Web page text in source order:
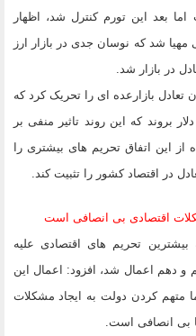
اما بعد این تورم کنترل شد، اظهار
در پاییز سال 90 فضایی مهیا شد که نوسان جدی در بازار ارز
در بازار شد.
بازارعده ای را تحریک کرد که
بروند که این روند تاثیر منفی بر
این اتفاق تحریم های بیشتری را
در اقتصاد کشور را تثبیت کند.
اقتصادی بی انصافی است
تحریم های اقتصادی علیه
و دهم اعمال شد، افزود: اعمال این
متهم کردن دولت به ایجاد مشکلات
بی انصافی است.